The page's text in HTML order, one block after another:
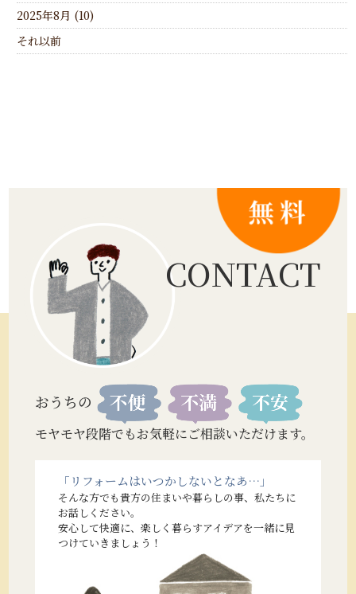
2025年8月 (10)
それ以前
CONTACT
おうちの
モヤモヤ段階でもお気軽にご相談いただけます。
「リフォームはいつかしないとなあ…」
そんな方でも貴方の住まいや暮らしの事、私たちに
お話しください。
安心して快適に、楽しく暮らすアイデアを一緒に見
つけていきましょう！